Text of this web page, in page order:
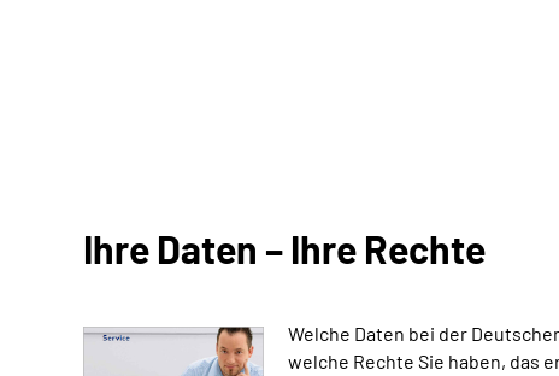
Ihre Daten – Ihre Rechte
Welche Daten bei der
welche Rechte Sie haben, das